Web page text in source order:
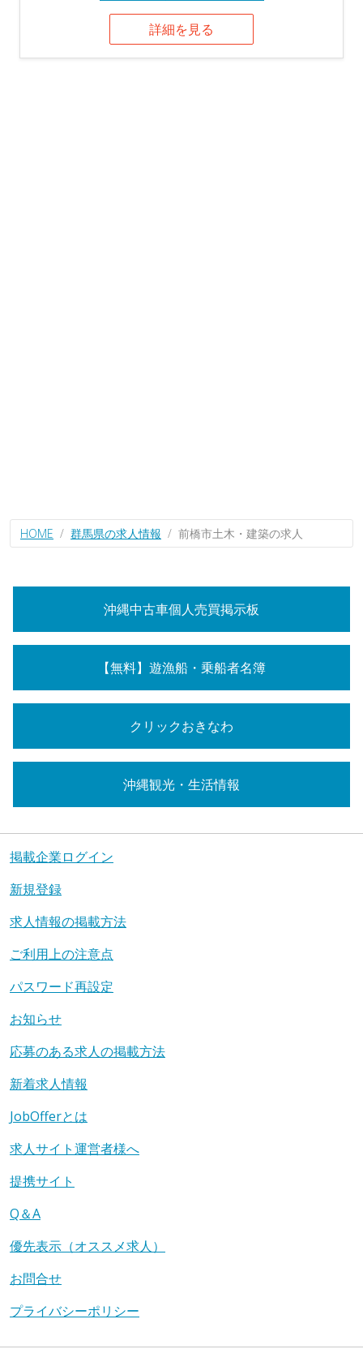
詳細を見る
HOME 群馬県の求人情報 前橋市土木・建築の求人
沖縄中古車個人売買掲示板
【無料】遊漁船・乗船者名簿
クリックおきなわ
沖縄観光・生活情報
掲載企業ログイン
新規登録
求人情報の掲載方法
ご利用上の注意点
パスワード再設定
お知らせ
応募のある求人の掲載方法
新着求人情報
JobOfferとは
求人サイト運営者様へ
提携サイト
Q＆A
優先表示（オススメ求人）
お問合せ
プライバシーポリシー